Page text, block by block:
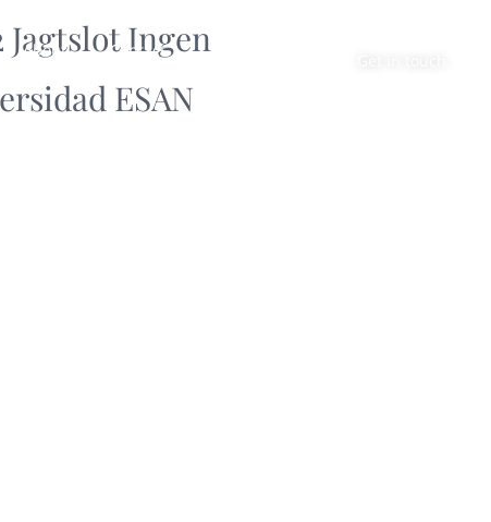
About Contact
Jagtslot Ingen
ESAN